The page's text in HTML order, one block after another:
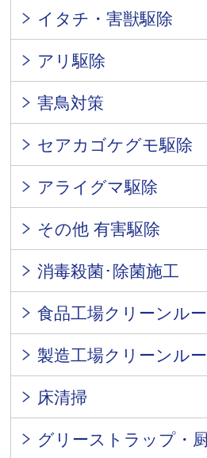
イタチ・害獣駆除
アリ駆除
害鳥対策
セアカゴケグモ駆除
アライグマ駆除
その他 有害駆除
消毒殺菌･除菌施工
食品工場クリーンル
製造工場クリーンル
床清掃
グリーストラップ・